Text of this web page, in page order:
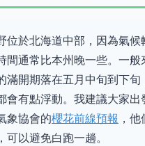
位於北海道中部，因為氣候
間通常比本州晚一些。一般
滿開期落在五月中旬到下旬
會有點浮動。我建議大家出
象協會的櫻花前線預報 ，
可以避免白跑一趟。